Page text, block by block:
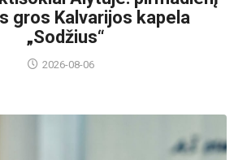
gros Kalvarijos kapela
„Sodžius“
2026-08-06